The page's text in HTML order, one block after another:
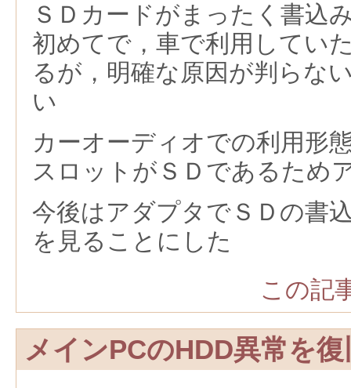
ＳＤカードがまったく書込
初めてで，車で利用してい
るが，明確な原因が判らな
い
カーオーディオでの利用形
スロットがＳＤであるため
今後はアダプタでＳＤの書
を見ることにした
この記
メインPCのHDD異常を